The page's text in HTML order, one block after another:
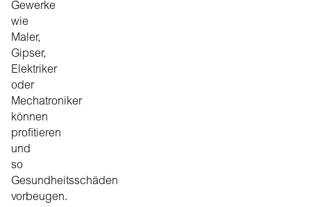
Gewerke
wie
Maler,
Gipser,
Elektriker
oder
Mechatroniker
können
profitieren
und
so
Gesundheitsschäden
vorbeugen.